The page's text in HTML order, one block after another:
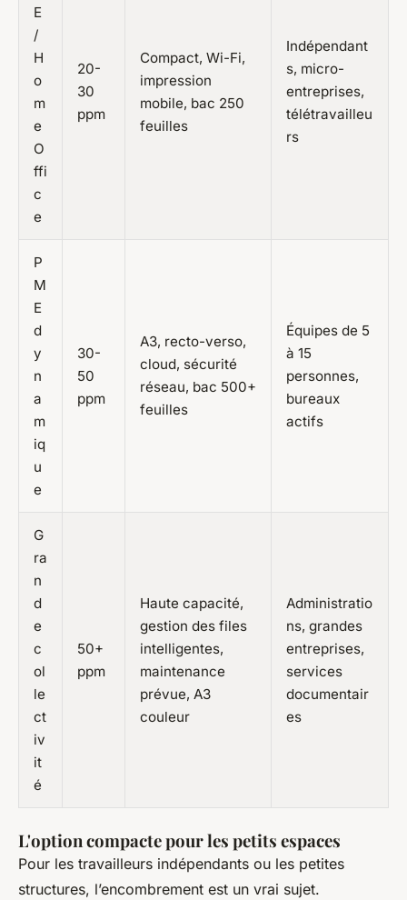
E
/
H
o
m
e
O
ffi
c
e
20-
30
ppm
Compact, Wi-Fi,
impression
mobile, bac 250
feuilles
Indépendant
s, micro-
entreprises,
télétravailleu
rs
P
M
E
d
y
n
a
m
iq
u
e
30-
50
ppm
A3, recto-verso,
cloud, sécurité
réseau, bac 500+
feuilles
Équipes de 5
à 15
personnes,
bureaux
actifs
G
ra
n
d
e
c
ol
le
ct
iv
it
é
50+
ppm
Haute capacité,
gestion des files
intelligentes,
maintenance
prévue, A3
couleur
Administratio
ns, grandes
entreprises,
services
documentair
es
L'option compacte pour les petits espaces
Pour les travailleurs indépendants ou les petites
structures, l’encombrement est un vrai sujet.